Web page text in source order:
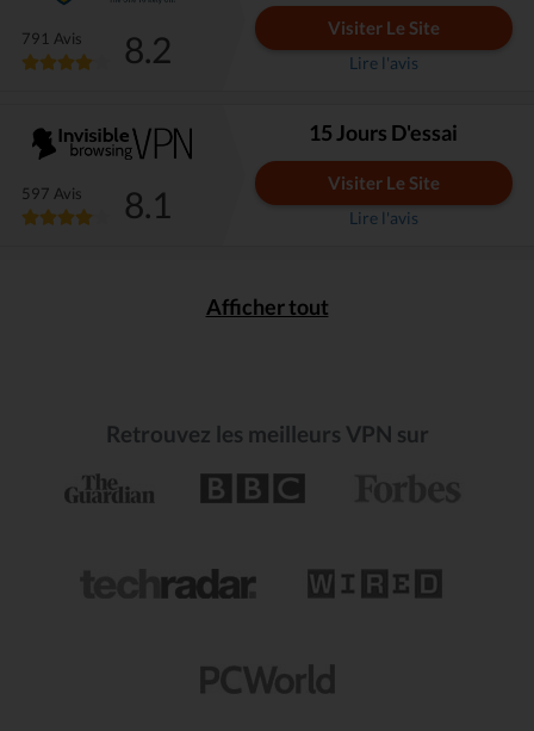
791 Avis 8.2 Visiter Le Site
Lire l'avis
597 Avis 8.1
15 Jours D'essai
Visiter Le Site
Lire l'avis
Afficher tout
Retrouvez les meilleurs VPN sur